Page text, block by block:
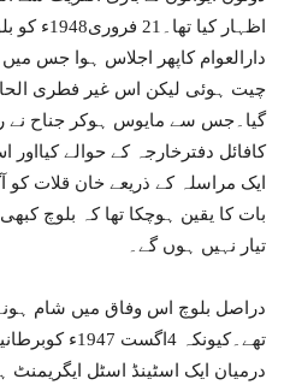
اظہار کیا
دارالعوام کاپھر اجلاس ہوا جس
چیت ہوئی لیکن اس غیر فطری
گیا۔جس سے مایوس ہوکر جناح نے
ایک مراسلہ کے ذریعے خان قلات کو
بات کا یقین ہوچکا تھا کہ بلوچ
تیار نہیں ہوں گے۔
دراصل بلوچ اس وفاق میں شام
تھے۔کیونکہ
درمیان ایک اسٹینڈ اسٹل ایگریمنٹ